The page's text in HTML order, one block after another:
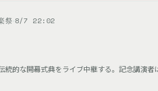
祭 8/7 22:02
的な開幕式典をライブ中継する。記念講演者